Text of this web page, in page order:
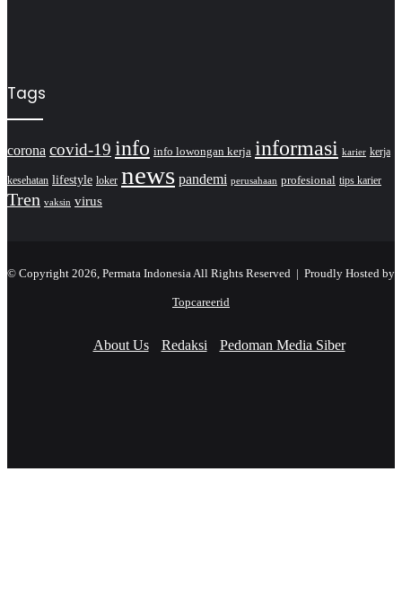
Tags
corona covid-19 info info lowongan kerja informasi karier kerja
kesehatan lifestyle loker news pandemi perusahaan profesional tips karier
Tren vaksin virus
© Copyright 2026, Permata Indonesia All Rights Reserved | Proudly Hosted by
Topcareerid
About Us Redaksi Pedoman Media Siber